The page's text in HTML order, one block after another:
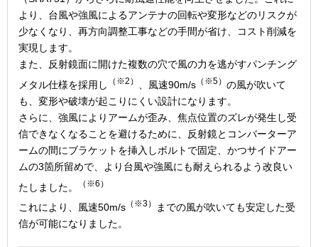
より、台風や強風によるアンテナの回転や変形などのリスクが
少なくなり、再方向調整工事などの手間が省け、コスト削減を
実現します。
また、反射鏡面に開けた複数の穴で風の力を逃がすパンチング
メタル仕様を採用し
（※2） 、風速90m/s （※5） の風が吹いて
も、変形や破壊が起こりにくい設計になります。
さらに、強風によりアームが歪み、焦点位置のズレが発生し受
信できなくなることを避けるために、反射鏡とコンバーターア
ームの間にブラケットを挿入しボルトで固定、かつサイドアー
ムの3箇所留めで、より台風や強風にも耐えられるよう改良い
たしました。
（※6）
これにより、風速50m/s （※3）
までの風が吹いても安定した受
信が可能になりました。